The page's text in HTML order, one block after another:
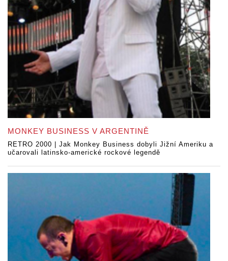
MONKEY BUSINESS V ARGENTINĚ
RETRO 2000 | Jak Monkey Business dobyli Jižní Ameriku a
učarovali latinsko-americké rockové legendě